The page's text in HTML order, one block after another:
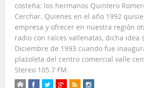
costeña: los hermanos Quintero
Cerchar. Quienes en el año 1992
empresa y ofrecer en nuestra región
radio con raíces vallenatas, dicha idea
Diciembre de 1993 cuando fue
plazoleta del centro comercial valle
Stereo 105.7 FM.